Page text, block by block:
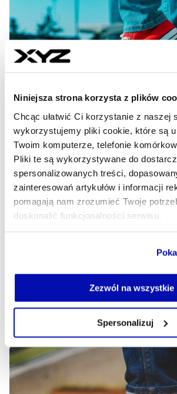
Niniejsza strona korzysta z plików
Chcąc ułatwić Ci korzystanie z naszej
wykorzystujemy pliki cookie, które są
Twoim komputerze, telefonie
Pliki te są wykorzystywane do
spersonalizowanych treści,
zainteresowań artykułów i informacji
pomagają nam zrozumieć Twoje
doskonalić funkcjonalności serwisu.
Jeżeli nie wyrażasz zgody na
możesz łatwo zarządzać swoimi
własnej przeglądarce internetowej lub
naszejPolityce Prywatności
Zezwól na wszystkie
Spersonalizuj
Są nie do zdarcia.
kultowych butów
pokolenia
Ponad sto lat na rynku – trampki
legendą. Podobnie jak buty Dr.
stały się ikoną popkultury. James
Litza, czy Bovska – łączy ich jedno
- AUTOR ARTYKUŁU - PROFIL
09.08.2025, 07:30